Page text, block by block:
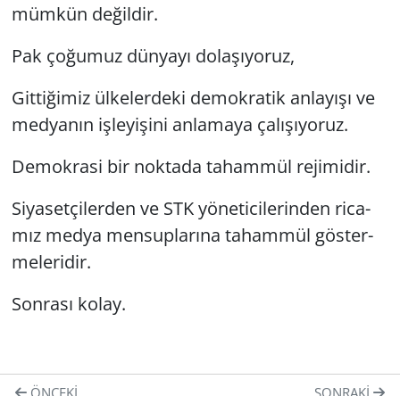
müm­kün de­ğil­dir.
Pak ço­ğu­muz dün­ya­yı do­la­şı­yo­ruz,
Git­ti­ği­miz ül­ke­ler­de­ki de­mok­ra­tik an­la­yı­şı ve
med­ya­nın iş­le­yi­şi­ni an­la­ma­ya ça­lı­şı­yo­ruz.
De­mok­ra­si bir nok­ta­da ta­ham­mül re­ji­mi­dir.
Si­ya­set­çi­ler­den ve STK yö­ne­ti­ci­le­rin­den ri­ca­
mız medya men­sup­la­rı­na ta­ham­mül gös­ter­
me­le­ri­dir.
Son­ra­sı kolay.
ÖNCEKI SONRAKI